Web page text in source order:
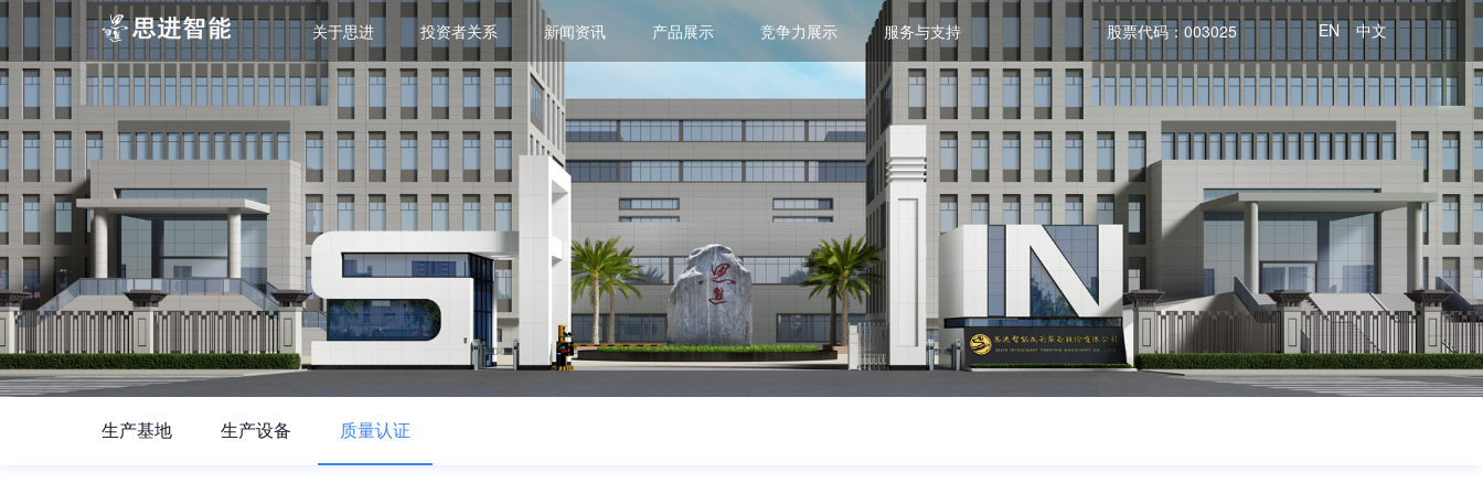
关于思进 投资者关系 新闻资讯 产品展示 竞争力展示 服务与支持 股票代码：003025 中文
EN
生产基地 生产设备 质量认证